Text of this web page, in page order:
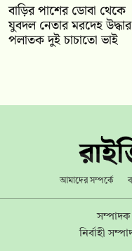
বাড়ির পাশের ডোবা থেকে
যুবদল নেতার মরদেহ
পলাতক দুই চাচাতো ভাই
আমাদের সম্পর্কে
নির্বাহী